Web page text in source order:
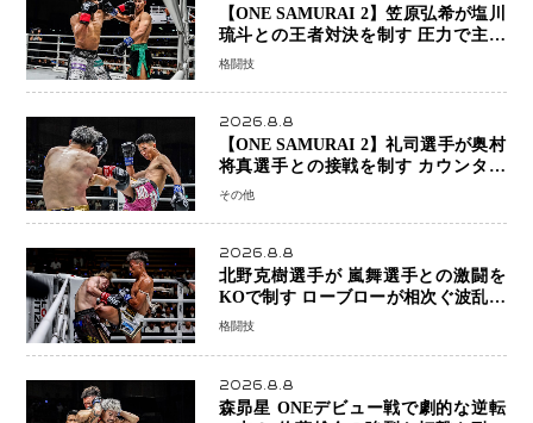
【ONE SAMURAI 2】笠原弘希が塩川
琉斗との王者対決を制す 圧力で主導
権を握り判定勝利
格闘技
2026.8.8
【ONE SAMURAI 2】礼司選手が奥村
将真選手との接戦を制す カウンター
と正確な打撃で判定勝利
その他
2026.8.8
北野克樹選手が 嵐舞選手との激闘を
KOで制す ローブローが相次ぐ波乱の
展開…涙の勝利「生まれてくる娘のた
格闘技
2026.8.8
森昴星 ONEデビュー戦で劇的な逆転